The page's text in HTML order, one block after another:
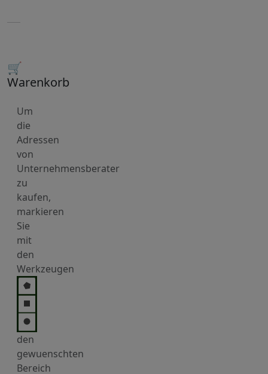
🛒
Warenkorb
Um
die
Adressen
von
Unternehmensberater
zu
kaufen,
markieren
Sie
mit
den
Werkzeugen
den
gewuenschten
Bereich